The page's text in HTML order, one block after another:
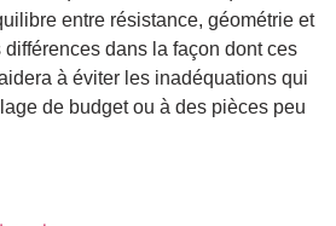
entre résistance, géométrie et
dans la façon dont ces
à éviter les inadéquations qui
de budget ou à des pièces peu